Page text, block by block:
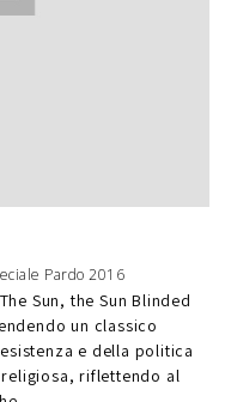
Pardo 2016
Sun, the Sun Blinded
un classico
e della politica
riflettendo al